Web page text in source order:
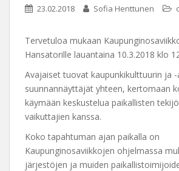
23.02.2018 Sofia Henttunen
Tervetuloa mukaan
Hansatorille lauantaina 10.3.2018 klo
Avajaiset tuovat kaupunkikulttuurin ja
suunnannäyttäjät yhteen, kertomaan
käymään keskustelua paikallisten
vaikuttajien kanssa.
Koko tapahtuman ajan paikalla on
Kaupunginosaviikkojen ohjelmassa
järjestöjen ja muiden